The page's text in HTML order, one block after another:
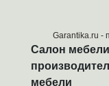
Garantika.ru -
Салон
мебели